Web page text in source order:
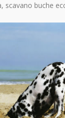
scavano buche